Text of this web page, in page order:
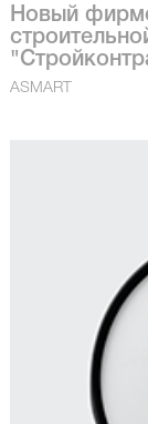
Новый
ASMART